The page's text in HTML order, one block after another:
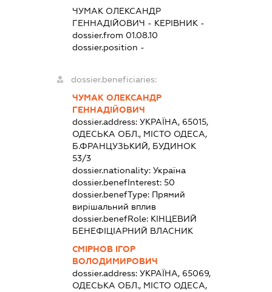
ЧУМАК ОЛЕКСАНДР
ГЕННАДІЙОВИЧ - КЕРІВНИК -
dossier.from 01.08.10
dossier.position -
dossier.beneficiaries:
ЧУМАК ОЛЕКСАНДР
ГЕННАДІЙОВИЧ
dossier.address:УКРАЇНА, 65015,
ОДЕСЬКА ОБЛ., МІСТО ОДЕСА,
Б.ФРАНЦУЗЬКИЙ, БУДИНОК
53/3
dossier.nationality:Україна
dossier.benefInterest:50
dossier.benefType: Прямий
вирішальний вплив
dossier.benefRole: КІНЦЕВИЙ
БЕНЕФІЦІАРНИЙ ВЛАСНИК
СМІРНОВ ІГОР
ВОЛОДИМИРОВИЧ
dossier.address:УКРАЇНА, 65069,
ОДЕСЬКА ОБЛ., МІСТО ОДЕСА,